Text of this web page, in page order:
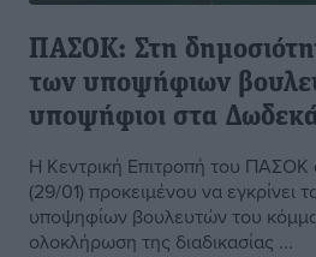
ΠΑΣΟΚ: Στη
των υποψήφιων
υποψήφιοι στα
Η Κεντρική Επιτροπή του ΠΑΣΟΚ
(29/01) προκειμένου να εγκρίνει
υποψηφίων βουλευτών του
ολοκλήρωση της διαδικασίας ...